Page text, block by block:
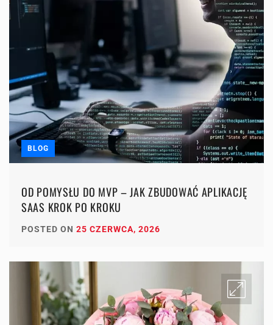
BLOG
OD POMYSŁU DO MVP – JAK ZBUDOWAĆ APLIKACJĘ
SAAS KROK PO KROKU
POSTED ON 25 CZERWCA, 2026